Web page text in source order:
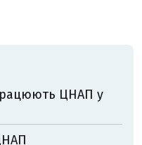
ЦНАП у